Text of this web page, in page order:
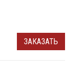
ЗАКАЗАТЬ